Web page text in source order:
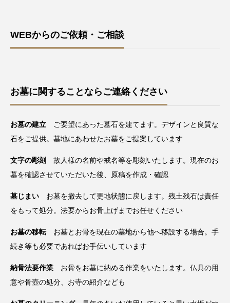
WEBからのご依頼・ご相談
お墓に関することならご連絡ください
お墓の建立 ご要望にあった墓石を建てます。デザインと良質な
石をご提供。墓地にあわせたお墓をご提案しています
文字の彫刻
故人様の名前や戒名等を彫刻いたします。現在のお
墓を確認させていただいた後、原稿を作成・確認
墓じまい お墓を撤去して更地状態に戻します。残土残石は責任
をもって処分。法要からお骨上げまでお任せください
お墓の移転お墓とお骨を現在の墓地から他へ移設する場合。手
続き等も必要であればお手伝いしています
納骨法要作業 お骨をお墓に納める作業をいたします。仏具の用
意や骨壺の処分、お寺の紹介なども